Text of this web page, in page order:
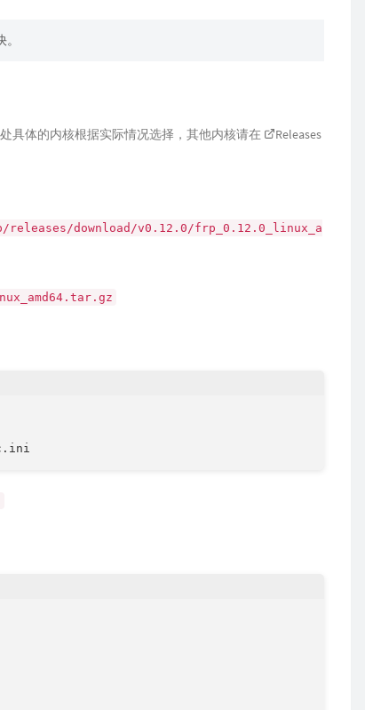
具体的内核根据实际情况选择，其他内核请在
Releases
download/v0.12.0/frp_0.12.0_linux_a